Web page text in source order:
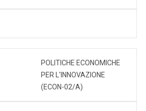
POLITICHE ECONOMICHE
PER L'INNOVAZIONE
(ECON-02/A)